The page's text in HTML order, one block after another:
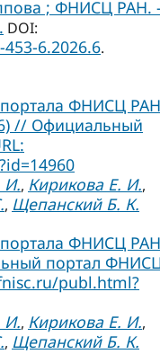
; ФНИСЦ РАН.
DOI:
6.2026.6.
ФНИСЦ РАН
// Официальный
И., Кирикова Е. И.,
, Щепанский Б. К.
ФНИСЦ РАН
портал
publ.html?
И., Кирикова Е. И.,
, Щепанский Б. К.